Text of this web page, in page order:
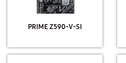
PRIME Z590-V-SI